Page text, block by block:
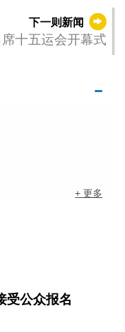
下一则新闻
十五运会开幕式
+ 更多
受公众报名